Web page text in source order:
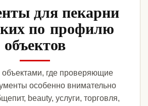
для пекарни
по профилю
объектов
объектами, где проверяющие
особенно внимательно
beauty, услуги, торговля,